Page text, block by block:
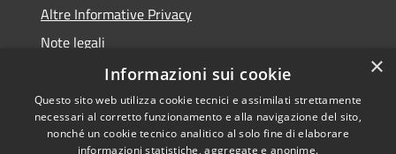
Altre Informative Privacy
Note legali
Dichiarazione di accessibilità
×
Informazioni sui cookie
Questo sito web utilizza cookie tecnici e assimilati strettamente
necessari al corretto funzionamento e alla navigazione del sito,
nonché un cookie tecnico analitico al solo fine di elaborare
informazioni statistiche, aggregate e anonime.